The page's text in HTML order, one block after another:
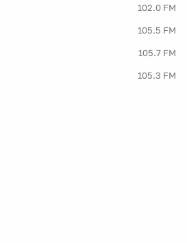
102.0 FM
105.5 FM
105.7 FM
105.3 FM